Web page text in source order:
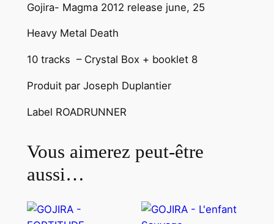
G
J
I
A
M
g
a
Gojira- Magma 2012 release june, 25
Heavy Metal Death
10 tracks – Crystal Box + booklet 8
Produit par Joseph Duplantier
Label ROADRUNNER
Vous aimerez peut-être
aussi…